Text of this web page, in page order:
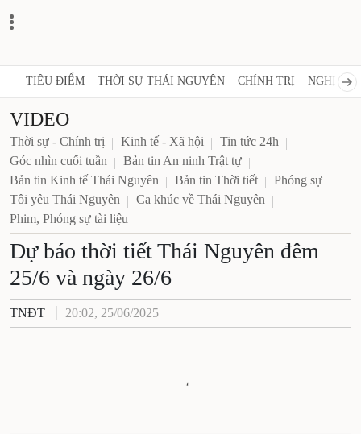
TIÊU ĐIỂM THỜI SỰ THÁI NGUYÊN CHÍNH TRỊ NGHỊ
VIDEO
Thời sự - Chính trị Kinh tế - Xã hội
Tin tức 24h
Góc nhìn cuối tuần
Bản tin An ninh Trật tự
Bản tin Kinh tế Thái Nguyên
Bản tin Thời tiết
Phóng sự
Tôi yêu Thái Nguyên
Ca khúc về Thái Nguyên
Phim, Phóng sự tài liệu
Dự báo thời tiết Thái Nguyên đêm
25/6 và ngày 26/6
TNĐT 20:02, 25/06/2025